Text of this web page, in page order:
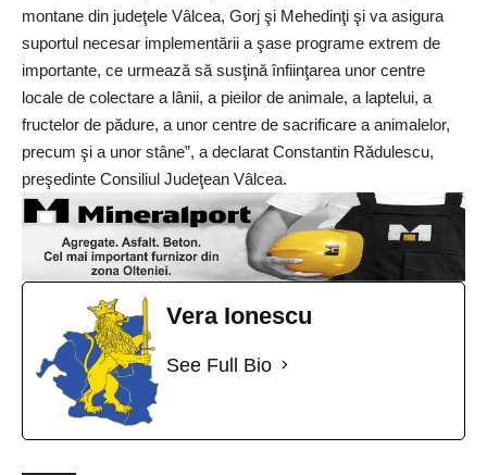
montane din judeţele Vâlcea, Gorj şi Mehedinţi şi va asigura
suportul necesar implementării a şase programe extrem de
importante, ce urmează să susţină înfiinţarea unor centre
locale de colectare a lânii, a pieilor de animale, a laptelui, a
fructelor de pădure, a unor centre de sacrificare a animalelor,
precum şi a unor stâne”, a declarat Constantin Rădulescu,
preşedinte Consiliul Judeţean Vâlcea.
Vera Ionescu
See Full Bio